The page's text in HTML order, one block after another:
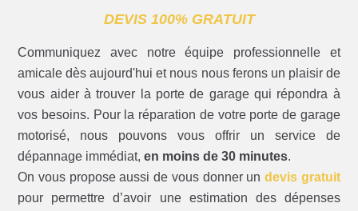
DEVIS 100% GRATUIT
Communiquez avec notre équipe professionnelle et
amicale dès aujourd'hui et nous nous ferons un plaisir de
vous aider à trouver la porte de garage qui répondra à
vos besoins. Pour la réparation de votre porte de garage
motorisé, nous pouvons vous offrir un service de
dépannage immédiat,en moins de 30 minutes.
On vous propose aussi de vous donner un devis gratuit
pour permettre d’avoir une estimation des dépenses